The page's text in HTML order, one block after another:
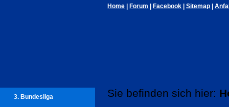
Home Forum Facebook |Sitemap |
3. Bundesliga Sie befinden sich hier: